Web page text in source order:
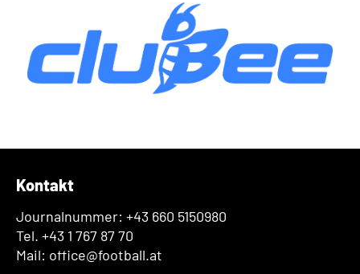
Kontakt
Journalnummer: +43 660 5150980
Tel. +43 1 767 87 70
Mail: office@football.at